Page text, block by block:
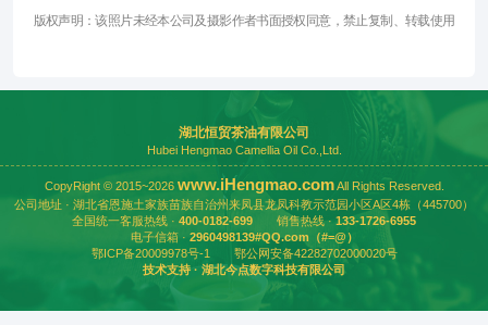
版权声明：该照片未经本公司及摄影作者书面授权同意，禁止复制、转载使用
湖北恒贸茶油有限公司
Hubei Hengmao Camellia Oil Co.,Ltd.
CopyRight © 2015~2026 www.iHengmao.comAll Rights Reserved.
公司地址 · 湖北省恩施土家族苗族自治州来凤县龙凤科教示范园小区A区4栋（445700）
全国统一客服热线 · 400-0182-699 销售热线 · 133-1726-6955
电子信箱 · 2960498139#QQ.com（#=@）
鄂ICP备20009978号-1
鄂公网安备42282702000020号
技术支持 · 湖北今点数字科技有限公司